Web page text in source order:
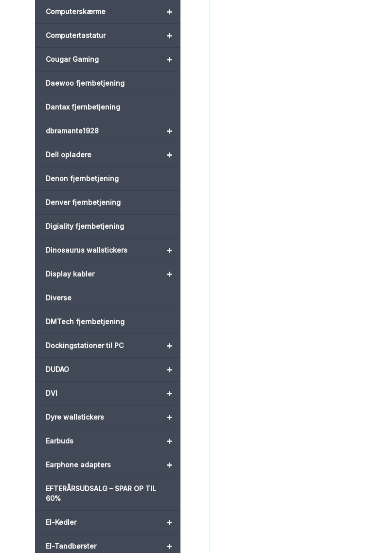
+
Computerskærme
+
Computertastatur
+
Cougar Gaming
Daewoo fjernbetjening
Dantax fjernbetjening
+
dbramante1928
+
Dell opladere
Denon fjernbetjening
Denver fjernbetjening
Digiality fjernbetjening
+
Dinosaurus wallstickers
+
Display kabler
Diverse
DMTech fjernbetjening
+
Dockingstationer til PC
+
DUDAO
+
DVI
+
Dyre wallstickers
+
Earbuds
+
Earphone adapters
EFTERÅRSUDSALG – SPAR OP TIL
60%
+
El-Kedler
+
El-Tandbørster